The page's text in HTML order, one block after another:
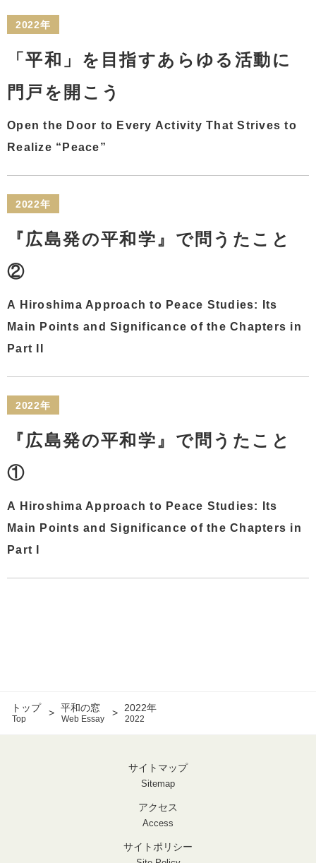
2022年
「平和」を目指すあらゆる活動に
門戸を開こう
Open the Door to Every Activity That Strives to
Realize “Peace”
2022年
『広島発の平和学』で問うたこと
②
A Hiroshima Approach to Peace Studies: Its
Main Points and Significance of the Chapters in
Part II
2022年
『広島発の平和学』で問うたこと
①
A Hiroshima Approach to Peace Studies: Its
Main Points and Significance of the Chapters in
Part I
トップ
Top
平和の窓
Web Essay
2022年
2022
サイトマップ
Sitemap
アクセス
Access
サイトポリシー